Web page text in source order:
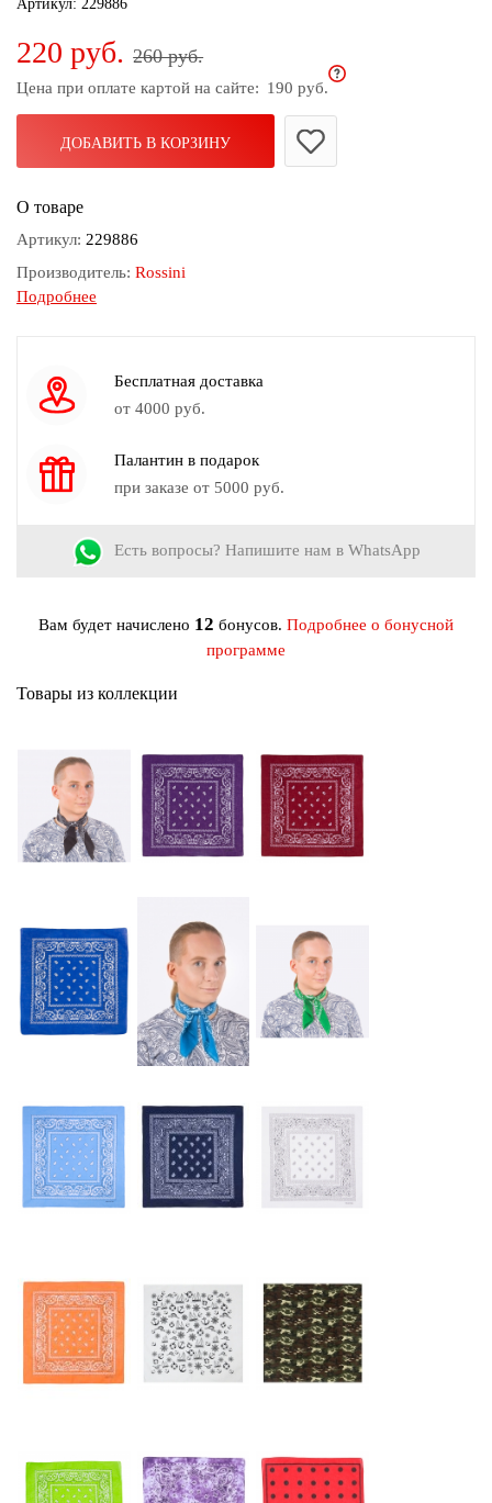
Белье
и
колготки
Одежда
пляжа
Новинки
Артикул: 229886
220 руб. 260 руб.
Цена при оплате картой на сайте: 190 руб.
ДОБАВИТЬ В КОРЗИНУ
О товаре
Артикул: 229886
Производитель: Rossini
Состав:100% хлопок
N-2(1)
Бренд:Rossini
Сезон:Всесезонный
Материал:
Подробнее
Бесплатная доставка
от 4000 руб.
Палантин в подарок
при заказе от 5000 руб.
Есть вопросы? Напишите нам в WhatsApp
Вам будет начислено 12 бонусов. Подробнее о бонусной
программе
Товары из коллекции